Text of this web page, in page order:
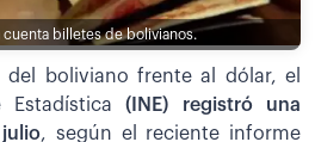
cuenta billetes de bolivianos.
del boliviano frente al dólar, el
Estadística(INE) registró una
, según el reciente informe